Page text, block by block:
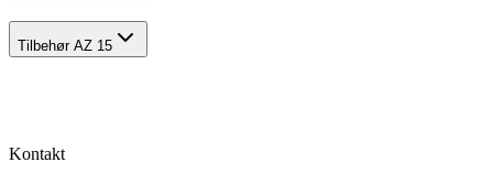
Tilbehør AZ 15
Kontakt